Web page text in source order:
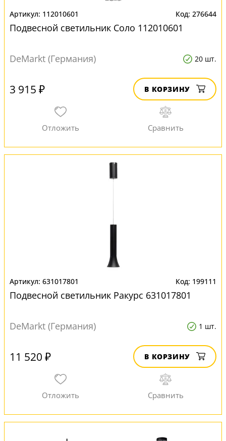
112010601 276644
Подвесной светильник Соло 112010601
DeMarkt (Германия) 20 шт.
3 915 ₽ В КОРЗИНУ
631017801 199111
Подвесной светильник Ракурс 631017801
DeMarkt (Германия) 1 шт.
11 520 ₽ В КОРЗИНУ